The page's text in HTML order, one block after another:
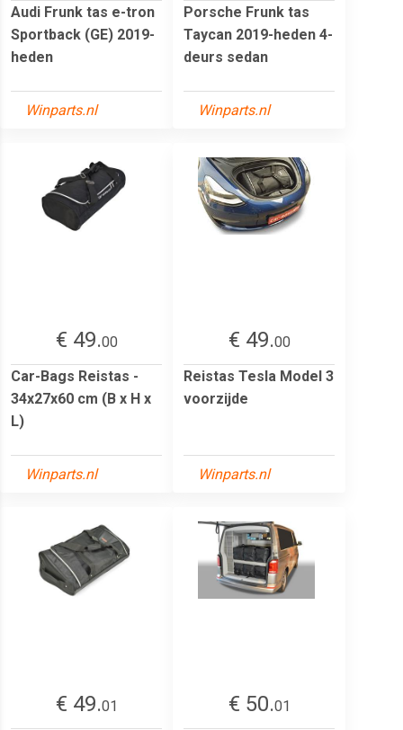
Audi Frunk tas e-tron
Sportback (GE) 2019-
heden
Winparts.nl
Porsche Frunk tas
Taycan 2019-heden 4-
deurs sedan
Winparts.nl
€ 49.00
Car-Bags Reistas -
34x27x60 cm (B x H x
L)
Winparts.nl
€ 49.00
Reistas Tesla Model 3
voorzijde
Winparts.nl
€ 49.01
€ 50.01